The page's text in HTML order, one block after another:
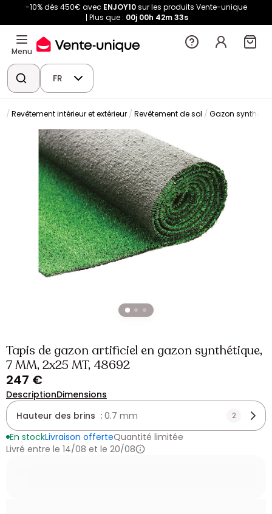
-10% dès 450€ avec ENJOY10sur les produits Vente-unique
Plus que : 00j 00h 42m33s
Menu
FR
Revêtement intérieur et extérieur Revêtement de sol Gazon
Tapis de gazon artificiel en gazon synthétique,
7 MM, 2x25 MT, 48692
247 €
DescriptionDimensions
Hauteur des brins : 0.7 mm 2
En stockLivraison offerteQuantité limitée
Livré entre le 14/08 et le 20/08